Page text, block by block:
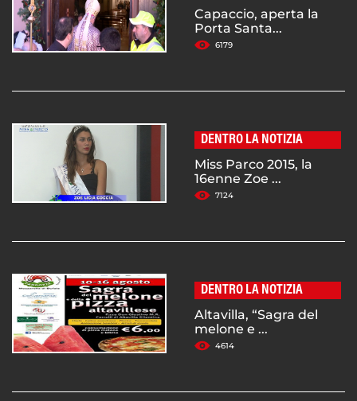
Capaccio, aperta la
Porta Santa...
6179
DENTRO LA NOTIZIA
Miss Parco 2015, la
16enne Zoe ...
7124
DENTRO LA NOTIZIA
Altavilla, “Sagra del
melone e ...
4614